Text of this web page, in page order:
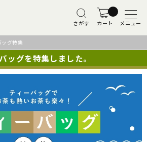
さがす カート メニュー
グ特集
ッグを特集しました。